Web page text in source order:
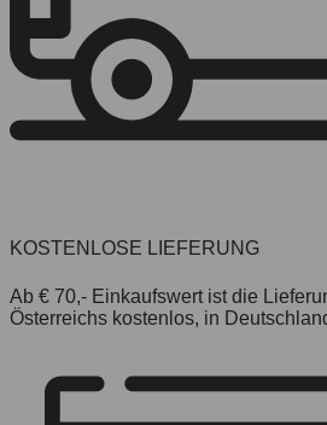
KOSTENLOSE LIEFERUNG
Ab € 70,- Einkaufswert ist die
Österreichs kostenlos, in